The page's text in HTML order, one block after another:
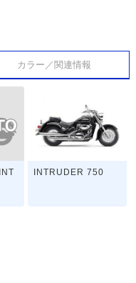
カラー／関連情報
INTRUDER 750